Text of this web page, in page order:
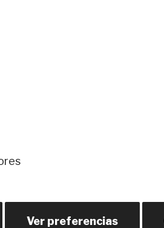
Ver preferencias